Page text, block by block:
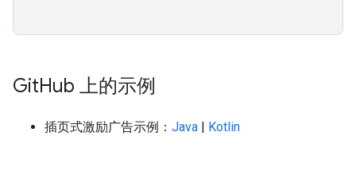
GitHub 上的示例
插页式激励广告示例： Java | Kotlin